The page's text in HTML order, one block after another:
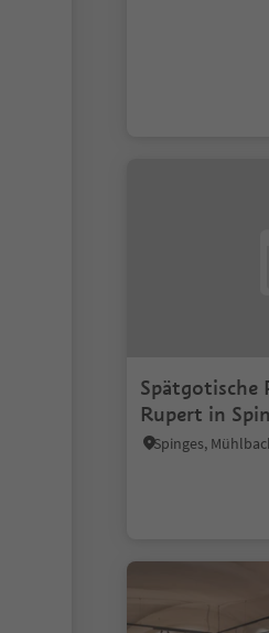
Spätgotische
Rupert in
Spinges,